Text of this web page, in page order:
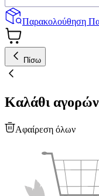
Παρακολούθηση
Πίσω
Καλάθι αγορών
Αφαίρεση όλων